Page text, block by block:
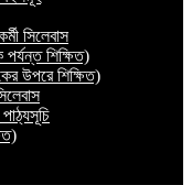
সিলেবাস
শিক্ষিত)
উপরে শিক্ষিত)